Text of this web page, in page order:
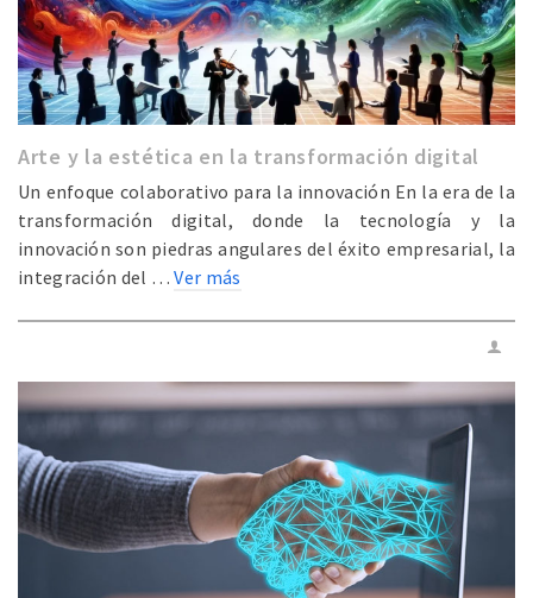
Arte y la estética en la transformación digital
Un enfoque colaborativo para la innovación En la era de la
transformación digital, donde la tecnología y la
innovación son piedras angulares del éxito empresarial, la
integración del …Ver más